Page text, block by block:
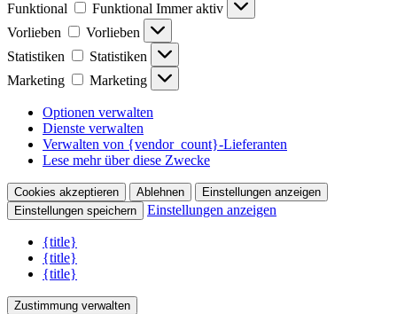
Funktional
Funktional Immer aktiv
Vorlieben
Vorlieben
Statistiken
Statistiken
Marketing
Marketing
Optionen verwalten
Dienste verwalten
Verwalten von {vendor_count}-Lieferanten
Lese mehr über diese Zwecke
Cookies akzeptieren Ablehnen
Einstellungen anzeigen
Einstellungen speichern
Einstellungen anzeigen
{title}
{title}
{title}
Zustimmung verwalten